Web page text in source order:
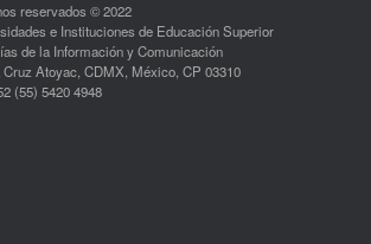
reservados © 2022
e Instituciones de Educación Superior
de la Información y Comunicación
Atoyac, CDMX, México, CP 03310
(55) 5420 4948